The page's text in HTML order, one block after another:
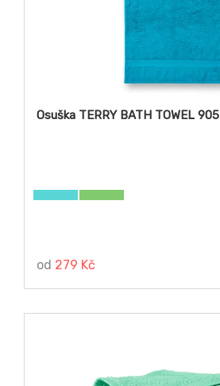
Osuška TERRY BATH TOWEL 905
od 279 Kč